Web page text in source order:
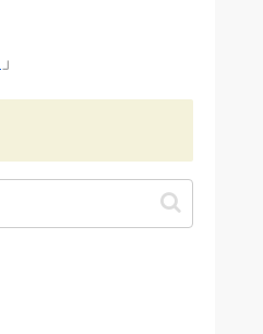
」